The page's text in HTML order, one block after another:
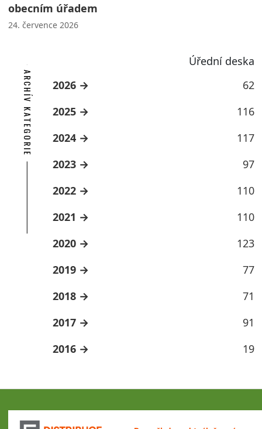
obecním úřadem
24. července 2026
Úřední deska
ARCHÍV KATEGORIE 2026
62
2025
116
2024
117
2023
97
2022
110
2021
110
2020
123
2019
77
2018
71
2017
91
2016
19